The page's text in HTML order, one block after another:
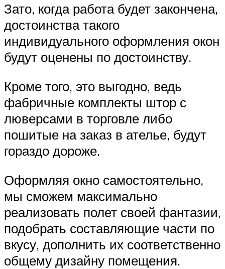
Зато, когда работа будет закончена,
достоинства такого
индивидуального оформления окон
будут оценены по достоинству.
Кроме того, это выгодно, ведь
фабричные комплекты штор с
люверсами в торговле либо
пошитые на заказ в ателье, будут
гораздо дороже.
Оформляя окно самостоятельно,
мы сможем максимально
реализовать полет своей фантазии,
подобрать составляющие части по
вкусу, дополнить их соответственно
общему дизайну помещения.